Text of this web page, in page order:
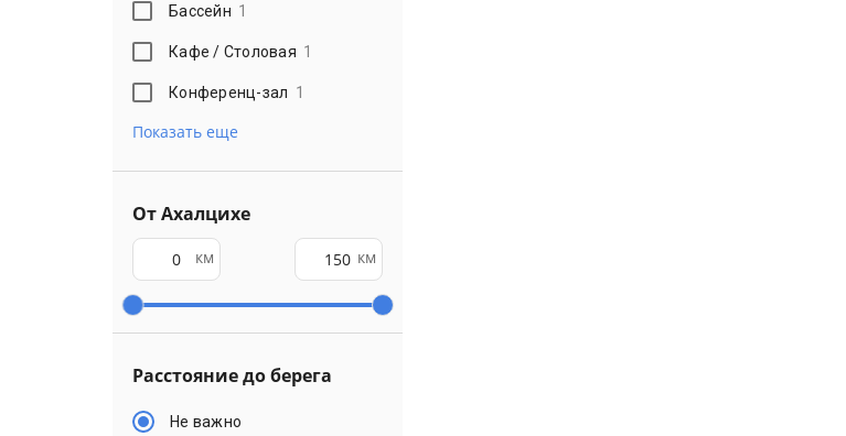
Бассейн 1
Кафе / Столовая 1
Конференц-зал 1
Показать еще
От Ахалцихе
км км
Расстояние до берега
Не важно